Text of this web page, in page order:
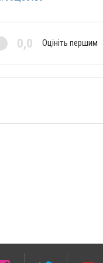
0,0 Оцініть першим